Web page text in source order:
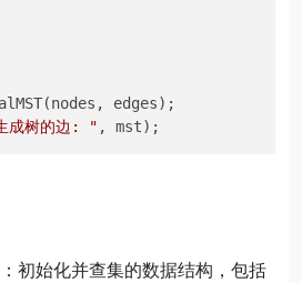
edges);
成树的边: "
：初始化并查集的数据结构，包括